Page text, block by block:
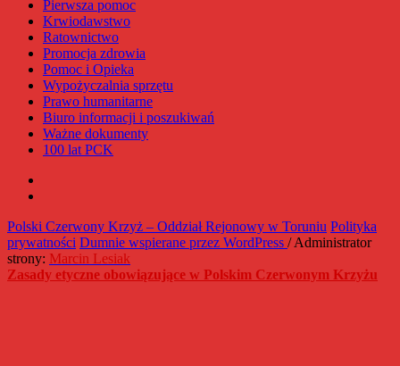
Pierwsza pomoc
Krwiodawstwo
Ratownictwo
Promocja zdrowia
Pomoc i Opieka
Wypożyczalnia sprzętu
Prawo humanitarne
Biuro informacji i poszukiwań
Ważne dokumenty
100 lat PCK
Polski Czerwony Krzyż – Oddział Rejonowy w Toruniu Polityka
prywatności Dumnie wspierane przez WordPress / Administrator
strony: Marcin Lesiak
Zasady etyczne obowiązujące w Polskim Czerwonym Krzyżu